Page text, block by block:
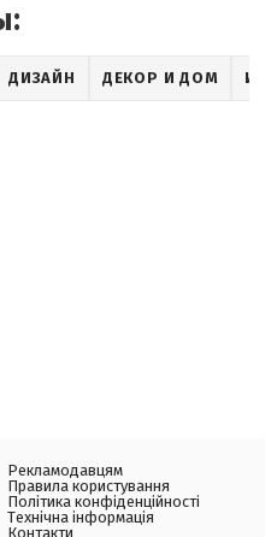
ДИЗАЙН ДЕКОР И ДОМ
Рекламодавцям
Правила користування
Політика конфіденційності
Технічна інформація
Контакти